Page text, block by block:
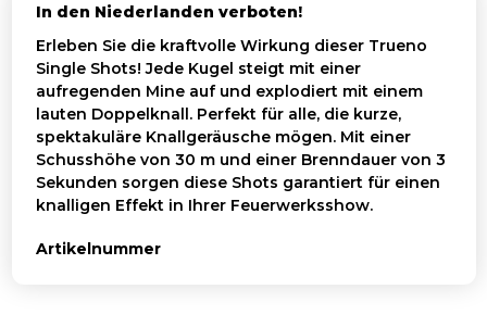
In den Niederlanden verboten!
Erleben Sie die kraftvolle Wirkung dieser Trueno
Single Shots! Jede Kugel steigt mit einer
aufregenden Mine auf und explodiert mit einem
lauten Doppelknall. Perfekt für alle, die kurze,
spektakuläre Knallgeräusche mögen. Mit einer
Schusshöhe von 30 m und einer Brenndauer von 3
Sekunden sorgen diese Shots garantiert für einen
knalligen Effekt in Ihrer Feuerwerksshow.
Artikelnummer